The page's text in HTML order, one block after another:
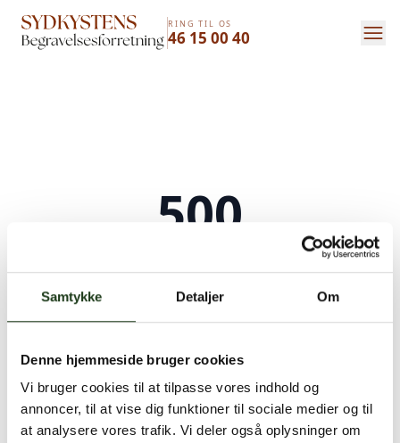
Samtykke Detaljer Om
Denne hjemmeside bruger cookies
Vi bruger cookies til at tilpasse vores indhold og
annoncer, til at vise dig funktioner til sociale medier og til
at analysere vores trafik. Vi deler også oplysninger om
RING TIL OS
46 15 00 40
500
Serverfejl
Der opstod en intern serverfejl. Vi arbejder på
Kontakt os på +45 46 15 00 40 bedemand@s-bf.dk